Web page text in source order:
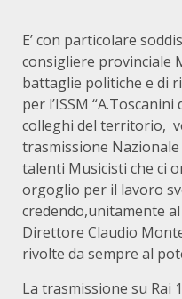
E’ con particolare
consigliere provinciale
battaglie politiche e di
per l’ISSM
colleghi del territorio,
trasmissione
talenti Musicisti che ci
orgoglio per il lavoro
credendo,unitamente
Direttore Claudio
rivolte da sempre al
La trasmissione su Rai